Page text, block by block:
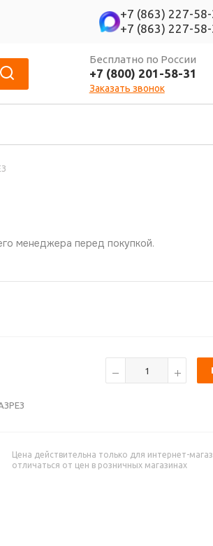
+7 (863) 227-
+7 (863) 227-58-
Бесплатно по России
+7 (800) 201-58-31
Заказать звонок
менеджера перед покупкой.
Цена действительна только для интернет-
отличаться от цен в розничных магазинах